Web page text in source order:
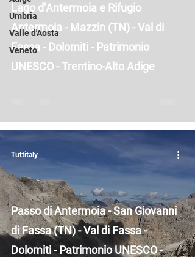
Umbria
Valle d'Aosta
Veneto
Lago d’Antermoia e Rifugio
Antermoia - Mazzin (TN) - Val di
Fassa - Dolomiti - Patrimonio
UNESCO - Trentino-Alto Adige
Passo di Antermoia - San Giovanni
di Fassa (TN) - Val di Fassa -
Dolomiti - Patrimonio UNESCO -
Tuttitaly